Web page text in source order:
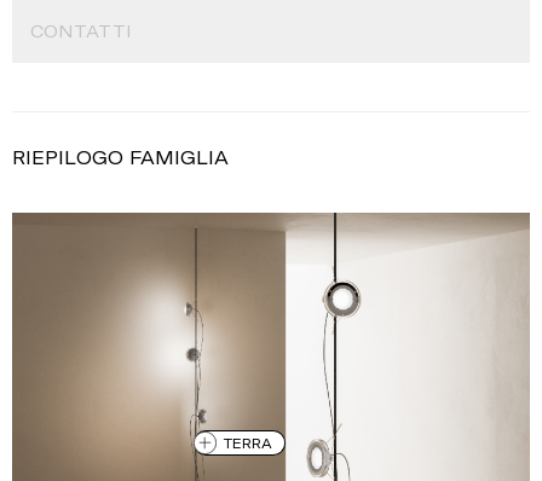
CONTATTI
RIEPILOGO FAMIGLIA
TERRA